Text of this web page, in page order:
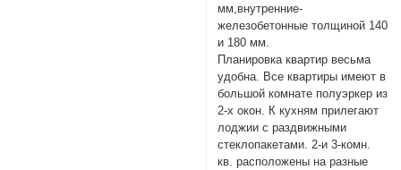
мм,внутренние-
железобетонные толщиной 140
и 180 мм.
Планировка квартир весьма
удобна. Все квартиры имеют в
большой комнате полуэркер из
2-х окон. К кухням прилегают
лоджии с раздвижными
стеклопакетами. 2-и 3-комн.
кв. расположены на разные